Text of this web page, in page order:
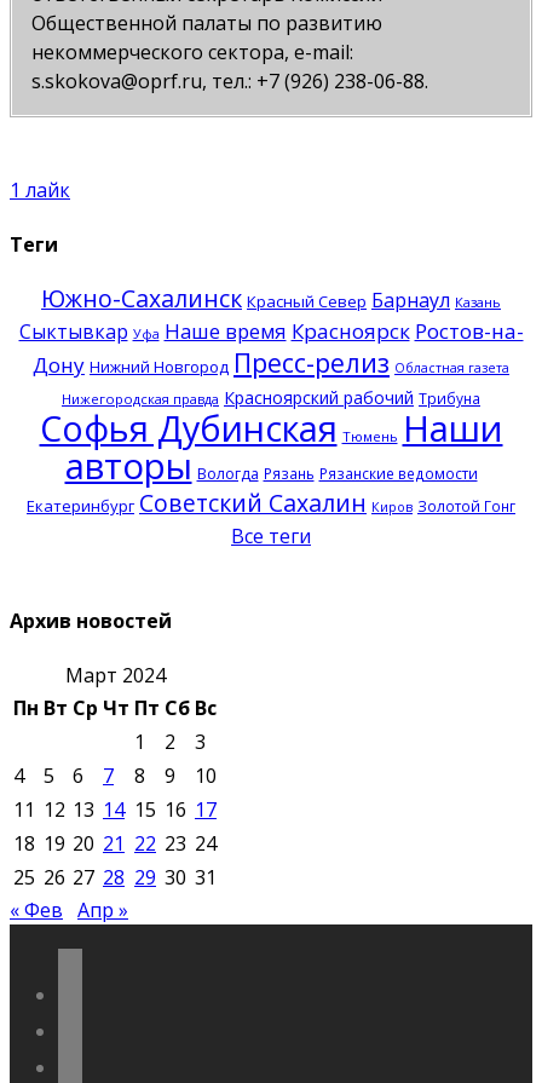
Общественной палаты по развитию
некоммерческого сектора, e-mail:
s.skokova@oprf.ru, тел.: +7 (926) 238-06-88.
1 лайк
Теги
Южно-Сахалинск Красный Север Барнаул Казань
Сыктывкар Уфа Наше время Красноярск Ростов-на-
Дону Нижний Новгород Пресс-релиз Областная газета
Нижегородская правда Красноярский рабочий Трибуна
Софья Дубинская Тюмень Наши
авторы Вологда Рязань Рязанские ведомости
Екатеринбург Советский Сахалин Киров Золотой Гонг
Все теги
Архив новостей
Март 2024
Пн Вт Ср Чт Пт Сб Вс
1
2
3
4
5 6 7 8 9
10
11 12 13 14 15 16 17
18 19 20 21 22 23 24
25 26 27 28 29 30 31
« Фев Апр »